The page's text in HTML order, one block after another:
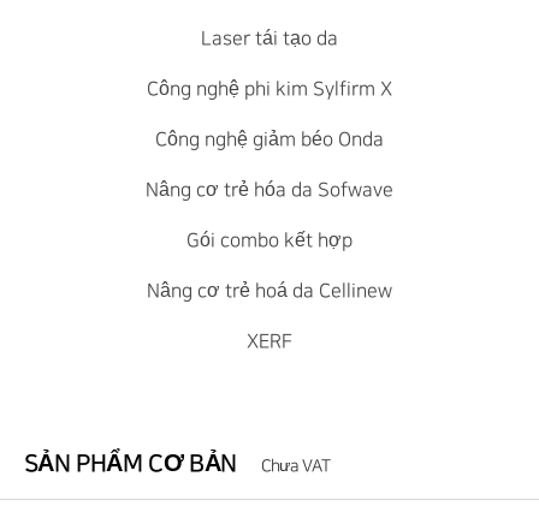
Laser tái tạo da
Công nghệ phi kim Sylfirm X
Công nghệ giảm béo Onda
Nâng cơ trẻ hóa da Sofwave
Gói combo kết hợp
Nâng cơ trẻ hoá da Cellinew
XERF
SẢN PHẨM CƠ BẢN Chưa VAT